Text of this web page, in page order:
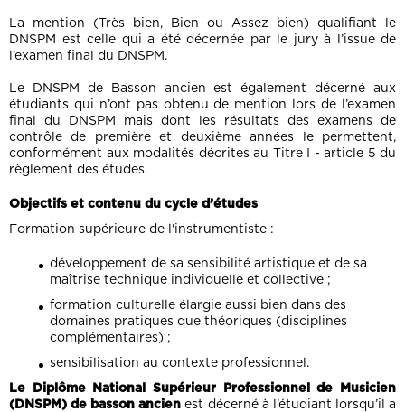
La mention (Très bien, Bien ou Assez bien) qualifiant le
DNSPM est celle qui a été décernée par le jury à l’issue de
l’examen final du DNSPM.
Le DNSPM de Basson ancien est également décerné aux
étudiants qui n’ont pas obtenu de mention lors de l’examen
final du DNSPM mais dont les résultats des examens de
contrôle de première et deuxième années le permettent,
conformément aux modalités décrites au Titre I - article 5 du
règlement des études.
Objectifs et contenu du cycle d’études
Formation supérieure de l'instrumentiste :
développement de sa sensibilité artistique et de sa
maîtrise technique individuelle et collective ;
formation culturelle élargie aussi bien dans des
domaines pratiques que théoriques (disciplines
complémentaires) ;
sensibilisation au contexte professionnel.
Le Diplôme National Supérieur Professionnel de Musicien
(DNSPM) de basson ancienest décerné à l’étudiant lorsqu’il a